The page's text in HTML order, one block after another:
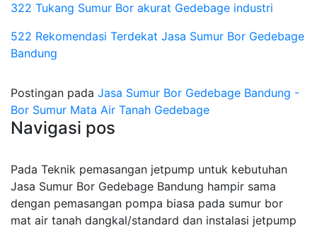
322 Tukang Sumur Bor akurat Gedebage industri
522 Rekomendasi Terdekat Jasa Sumur Bor Gedebage
Bandung
Postingan pada Jasa Sumur Bor Gedebage Bandung -
Bor Sumur Mata Air Tanah Gedebage
Navigasi pos
Pada Teknik pemasangan jetpump untuk kebutuhan
Jasa Sumur Bor Gedebage Bandung hampir sama
dengan pemasangan pompa biasa pada sumur bor
mat air tanah dangkal/standard dan instalasi jetpump